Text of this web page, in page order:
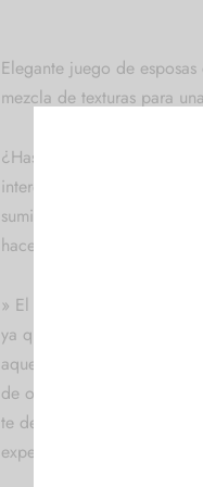
Elegante juego de
mezcla de texturas para
¿Has oído hablar de las
interesado en probarlas.
sumisión. A diferencia de
hace más cómodas para
» El material suave y
ya que no cortan la
aquellos que buscan una
de organza suelen
te dejes engañar por su
experiencia más intensa «.